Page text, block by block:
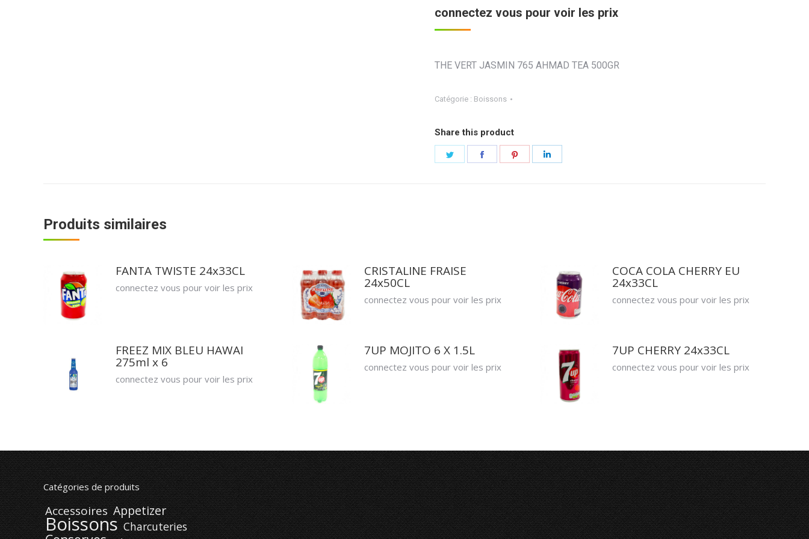
connectez vous pour voir les prix
THE VERT JASMIN 765 AHMAD TEA 500GR
Catégorie : Boissons
Share this product
Partager
Partager Partager
Produits similaires
FANTA TWISTE 24x33CL
connectez vous pour voir les prix
CRISTALINE FRAISE
24x50CL
connectez vous pour voir les prix
COCA COLA CHERRY EU
24x33CL
connectez vous pour voir les prix
FREEZ MIX BLEU HAWAI
275ml x 6
connectez vous pour voir les prix
7UP MOJITO 6 X 1.5L
connectez vous pour voir les prix
7UP CHERRY 24x33CL
connectez vous pour voir les prix
Catégories de produits
Accessoires Appetizer
Boissons Charcuteries